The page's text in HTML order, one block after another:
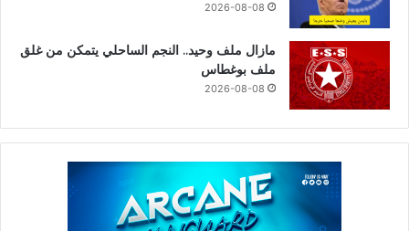
2026-08-08
مازال ملف وحيد.. النجم الساحلي يتمكن من غلق
ملف بوغطاس
2026-08-08